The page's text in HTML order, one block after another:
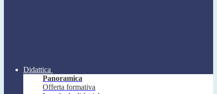
Didattica
Panoramica
Offerta formativa